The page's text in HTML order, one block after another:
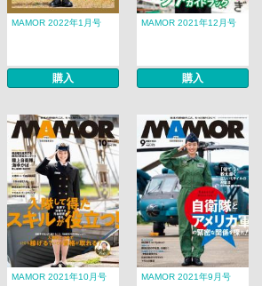
MAMOR 2022年1月号
購入
MAMOR 2021年12月号
購入
MAMOR 2021年10月号 MAMOR 2021年9月号